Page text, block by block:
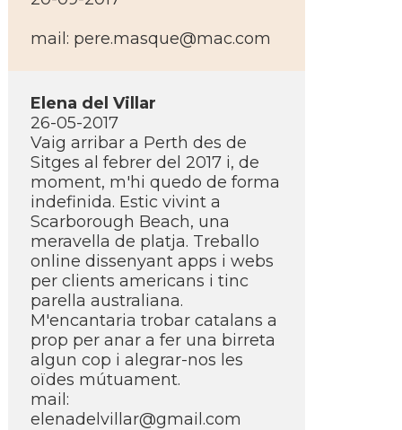
mail: pere.masque@mac.com
Elena del Villar
26-05-2017
Vaig arribar a Perth des de
Sitges al febrer del 2017 i, de
moment, m'hi quedo de forma
indefinida. Estic vivint a
Scarborough Beach, una
meravella de platja. Treballo
online dissenyant apps i webs
per clients americans i tinc
parella australiana.
M'encantaria trobar catalans a
prop per anar a fer una birreta
algun cop i alegrar-nos les
oïdes mútuament.
mail:
elenadelvillar@gmail.com